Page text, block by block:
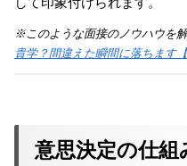
※このような面接のノウハウを
貴学？間違えた瞬間に落ちます
意思決定の仕組